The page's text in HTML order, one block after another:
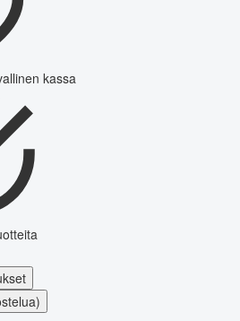
kassa